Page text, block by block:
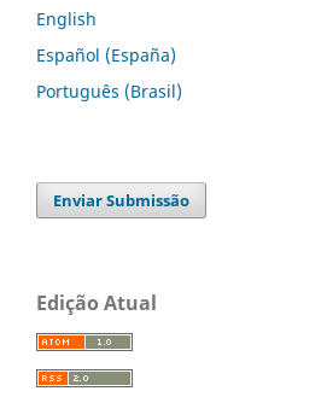
English
Español (España)
Português (Brasil)
Enviar Submissão
Edição Atual